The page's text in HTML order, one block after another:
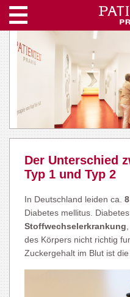
Der Unterschied
Typ 1 und Typ 2
In Deutschland leiden ca.
Diabetes mellitus.
Stoffwechselerkrankung
des Körpers nicht richtig
Zuckergehalt im Blut ist die